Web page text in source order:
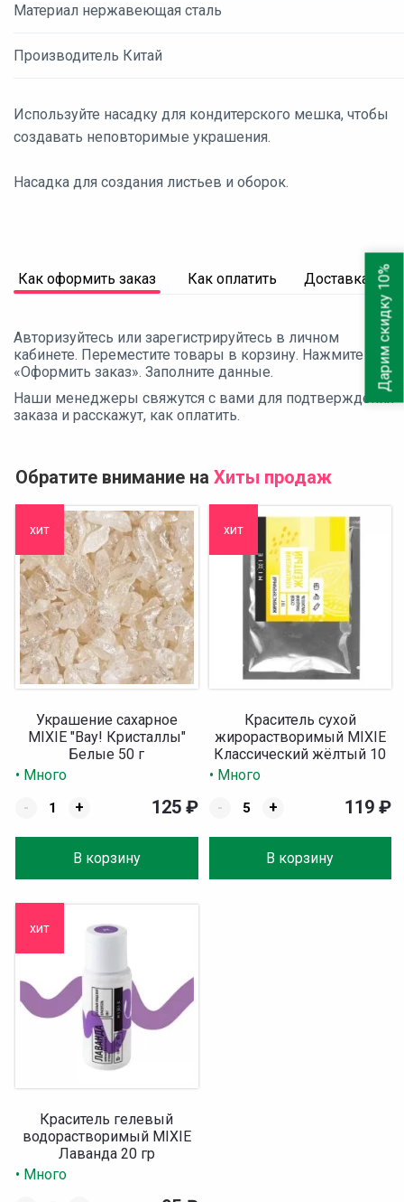
Материал нержавеющая сталь
Производитель Китай
Используйте насадку для кондитерского мешка, чтобы
создавать неповторимые украшения.
Насадка для создания листьев и оборок.
Как оформить заказ Как оплатить Доставка
Авторизуйтесь или зарегистрируйтесь в личном
кабинете. Переместите товары в корзину. Нажмите
«Оформить заказ». Заполните данные.
Наши менеджеры свяжутся с вами для подтверждения
заказа и расскажут, как оплатить.
Обратите внимание на Хиты продаж
хит
Украшение сахарное
MIXIE "Вау! Кристаллы"
Белые 50 г
• Много
-
+
В корзину
125 ₽
хит
Краситель сухой
жирорастворимый MIXIE
Классический жёлтый 10
• Много
-
+
В корзину
119 ₽
хит
Краситель гелевый
водорастворимый MIXIE
Лаванда 20 гр
• Много
Дарим скидку 10%